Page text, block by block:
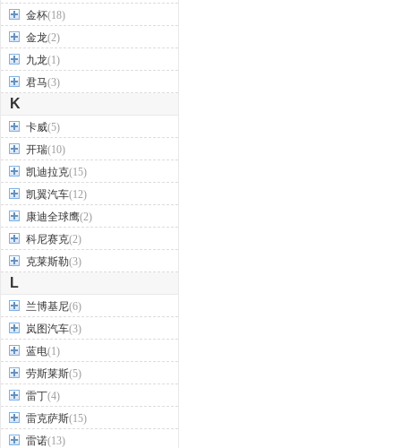
金杯(18)
金龙(2)
九龙(1)
君马(3)
K
卡威(5)
开瑞(10)
凯迪拉克(15)
凯翼汽车(12)
康迪全球鹰(2)
科尼赛克(2)
克莱斯勒(3)
L
兰博基尼(6)
岚图汽车(3)
蓝电(1)
劳斯莱斯(5)
雷丁(4)
雷克萨斯(15)
雷诺(13)